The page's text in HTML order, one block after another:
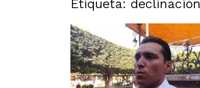
Etiqueta: declinación